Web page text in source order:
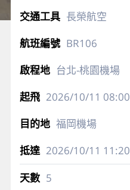
長榮航空
BR106
台北-桃園機場
2026/10/11 08:00
福岡機場
2026/10/11 11:20
5